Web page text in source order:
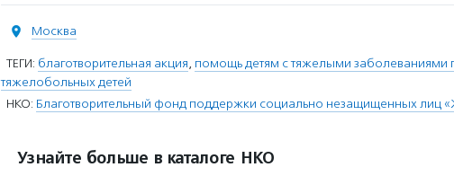
Москва
ТЕГИ: благотворительная акция, помощь детям с тяжелыми заболеваниями
тяжелобольных детей
НКО: Благотворительный фонд поддержки социально незащищенных лиц
Узнайте больше в каталоге НКО